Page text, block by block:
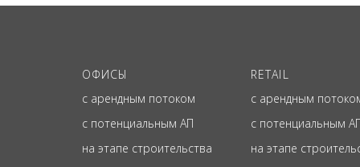
ОФИСЫ
с арендным потоком
с потенциальным АП
на этапе строительства
RETAIL
с арендным
с потенциальным
на этапе